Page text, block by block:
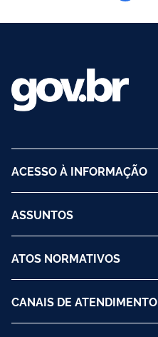
ACESSO À INFORMAÇÃO
ASSUNTOS
ATOS NORMATIVOS
CANAIS DE ATENDIMENTO